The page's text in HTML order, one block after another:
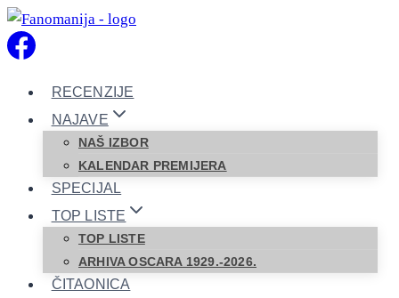
Skip
to
RECENZIJE
NAJAVE
NAŠ IZBOR
KALENDAR PREMIJERA
SPECIJAL
TOP LISTE
TOP LISTE
ARHIVA OSCARA 1929.-2026.
ČITAONICA